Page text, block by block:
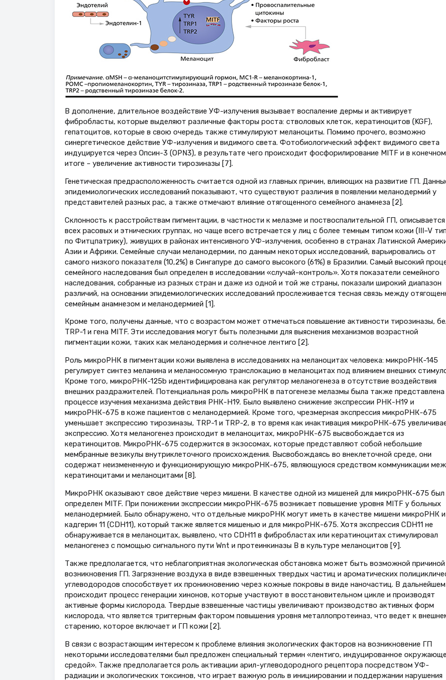
В дополнение, длительное воздействие УФ-излучения вызывает воспаление дермы и активирует
фибробласты, которые выделяют различные факторы роста: стволовых клеток, кератиноцитов (KGF),
гепатоцитов, которые в свою очередь также стимулируют меланоциты. Помимо прочего, возможно
синергетическое действие УФ-излучения и видимого света. Фотобиологический эффект видимого света
индуцируется через Опсин-3 (OPN3), в результате чего происходит фосфорилирование MITF и в конечном
итоге – увеличение активности тирозиназы [7].
Генетическая предрасположенность считается одной из главных причин, влияющих на развитие ГП.
эпидемиологических исследований показывают, что существуют различия в появлении меланодермий у
представителей разных рас, а также отмечают влияние отягощенного семейного анамнеза [2].
Склонность к расстройствам пигментации, в частности к мелазме и поствоспалительной ГП,
всех расовых и этнических группах, но чаще всего встречается у лиц с более темным типом кожи (III–V
по Фитцпатрику), живущих в районах интенсивного УФ-излучения, особенно в странах Латинской
Азии и Африки. Семейные случаи меланодермии, по данным некоторых исследований, варьировались от
самого низкого показателя (10,2%) в Сингапуре до самого высокого (61%) в Бразилии. Самый высокий
семейного наследования был определен в исследовании «случай–контроль». Хотя показатели семейного
наследования, собранные из разных стран и даже из одной и той же страны, показали широкий диапазон
различий, на основании эпидемиологических исследований прослеживается тесная связь между
семейным анамнезом и меланодермией [1].
Кроме того, получены данные, что с возрастом может отмечаться повышение активности тирозиназы,
TRP-1 и гена MITF. Эти исследования могут быть полезными для выяснения механизмов возрастной
пигментации кожи, таких как меланодермия и солнечное лентиго [2].
Роль микроРНК в пигментации кожи выявлена в исследованиях на меланоцитах человека: микроРНК-145
регулирует синтез меланина и меланосомную транслокацию в меланоцитах под влиянием внешних
Кроме того, микроРНК-125b идентифицирована как регулятор меланогенеза в отсутствие воздействия
внешних раздражителей. Потенциальная роль микроРНК в патогенезе мелазмы была также представлена
процессе изучения механизма действия РНК-H19. Было выявлено снижение экспрессии РНК-Н19 и
микроРНК-675 в коже пациентов с меланодермией. Кроме того, чрезмерная экспрессия микроРНК-675
уменьшает экспрессию тирозиназы, TRP-1 и TRP-2, в то время как инактивация микроРНК-675
экспрессию. Хотя меланогенез происходит в меланоцитах, микроРНК-675 высвобождается из
кератиноцитов. МикроРНК-675 содержится в экзосомах, которые представляют собой небольшие
мембранные везикулы внутриклеточного происхождения. Высвобождаясь во внеклеточной среде, они
содержат неизмененную и функционирующую микроРНК-675, являющуюся средством коммуникации
кератиноцитами и меланоцитами [8].
МикроРНК оказывают свое действие через мишени. В качестве одной из мишеней для микроРНК-675 был
определен MITF. При понижении экспрессии микроРНК-675 возникает повышение уровня MITF у больных
меланодермией. Было обнаружено, что отдельные микроРНК могут иметь в качестве мишени микроРНК и
кадгерин 11 (CDH11), который также является мишенью и для микроРНК-675. Хотя экспрессия CDH11 не
обнаруживается в меланоцитах, выявлено, что CDH11 в фибробластах или кератиноцитах стимулировал
меланогенез с помощью сигнального пути Wnt и протеинкиназы В в культуре меланоцитов [9].
Также предполагается, что неблагоприятная экологическая обстановка может быть возможной причиной
возникновения ГП. Загрязнение воздуха в виде взвешенных твердых частиц и ароматических
углеводородов способствует их проникновению через кожные покровы в виде наночастиц. В дальнейшем
происходит процесс генерации хинонов, которые участвуют в восстановительном цикле и производят
активные формы кислорода. Твердые взвешенные частицы увеличивают производство активных форм
кислорода, что является триггерным фактором повышения уровня металлопротеиназ, что ведет к
старению, которое включает и ГП кожи [2].
В связи с возрастающим интересом к проблеме влияния экологических факторов на возникновение ГП
некоторыми исследователями был предложен специальный термин «лентиго, индуцированное
средой». Также предполагается роль активации арил-углеводородного рецептора посредством УФ-
радиации и экологических токсинов, что играет важную роль в инициировании и поддержании нарушения